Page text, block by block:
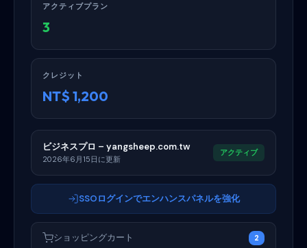
アクティブプラン
3
クレジット
NT$ 1,200
ビジネスプロ – yangsheep.com.tw
2026年6月15日に更新
アクティブ
SSOログインでエンハンスパネルを強化
ショッピングカート 2